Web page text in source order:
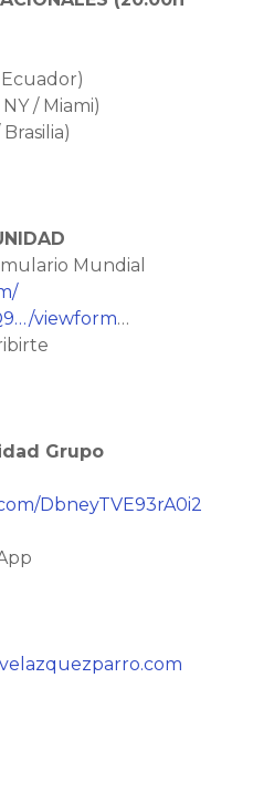
/ Miami)
Mundial
viewform…
Grupo
DbneyTVE93rA0i2